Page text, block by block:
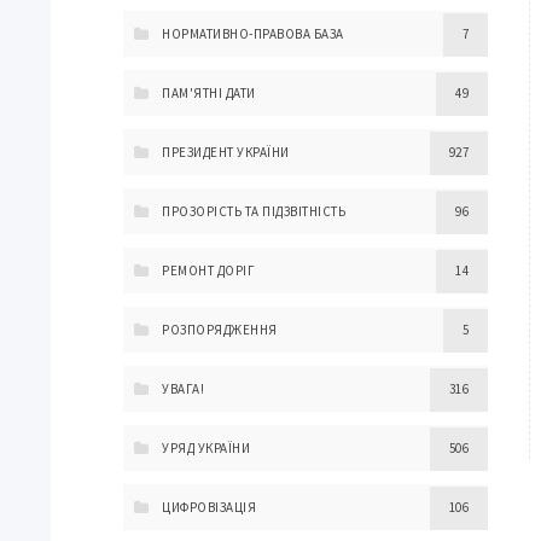
НОРМАТИВНО-ПРАВОВА БАЗА 7
ПАМ'ЯТНІ ДАТИ 49
ПРЕЗИДЕНТ УКРАЇНИ 927
ПРОЗОРІСТЬ ТА ПІДЗВІТНІСТЬ 96
РЕМОНТ ДОРІГ 14
РОЗПОРЯДЖЕННЯ 5
УВАГА! 316
УРЯД УКРАЇНИ 506
ЦИФРОВІЗАЦІЯ 106